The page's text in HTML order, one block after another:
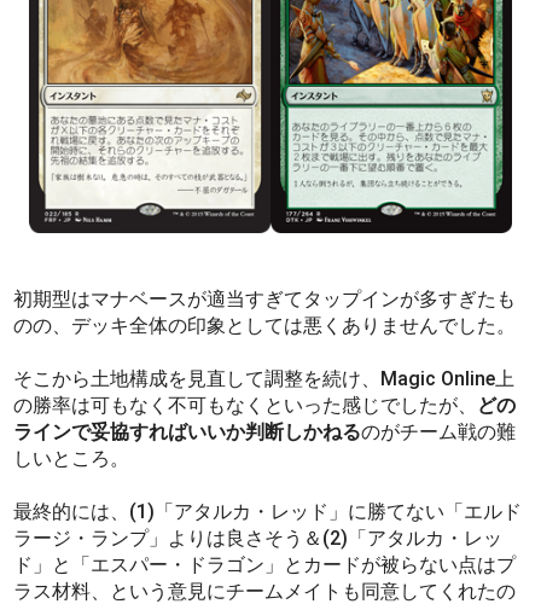
初期型はマナベースが適当すぎてタップインが多すぎたも
のの、デッキ全体の印象としては悪くありませんでした。
そこから土地構成を見直して調整を続け、Magic Online上
の勝率は可もなく不可もなくといった感じでしたが、 どの
ラインで妥協すればいいか判断しかねるのがチーム戦の難
しいところ。
最終的には、(1)「アタルカ・レッド」に勝てない「エルド
ラージ・ランプ」よりは良さそう＆(2)「アタルカ・レッ
ド」と「エスパー・ドラゴン」とカードが被らない点はプ
ラス材料、という意見にチームメイトも同意してくれたの